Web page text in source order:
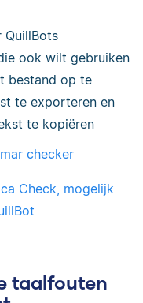
QuillBots
ook wilt gebruiken
bestand op te
te exporteren en
te kopiëren
checker
Check, mogelijk
taalfouten